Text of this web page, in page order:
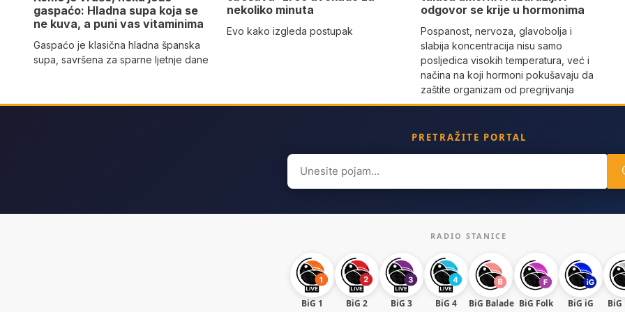
gaspaćo: Hladna supa koja se
ne kuva, a puni vas vitaminima
Gaspaćo je klasična hladna španska
supa, savršena za sparne ljetnje dane
nekoliko minuta
Evo kako izgleda postupak
odgovor se krije u hormonima
Pospanost, nervoza, glavobolja i
slabija koncentracija nisu samo
posljedica visokih temperatura, već i
načina na koji hormoni pokušavaju da
zaštite organizam od pregrijvanja
PRETRAŽITE PORTAL
Search
for:
RADIO STANICE
BiG 1 BiG 2 BiG 3 BiG 4 BiG Balade BiG Folk BiG iG BiG